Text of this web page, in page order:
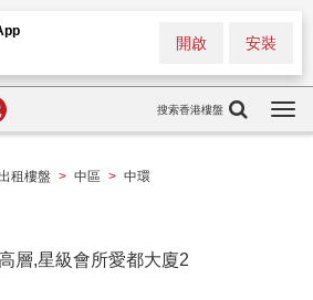
安裝
開啟
搜索香港樓盤
租樓盤 > 中區 > 中環
層,星級會所愛都大廈2